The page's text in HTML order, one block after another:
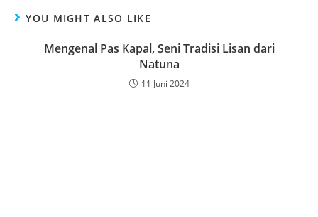
YOU MIGHT ALSO LIKE
Mengenal Pas Kapal, Seni Tradisi Lisan dari
Natuna
11 Juni 2024